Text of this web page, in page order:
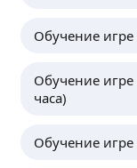
Обучение
Обучение игре
часа)
Обучение